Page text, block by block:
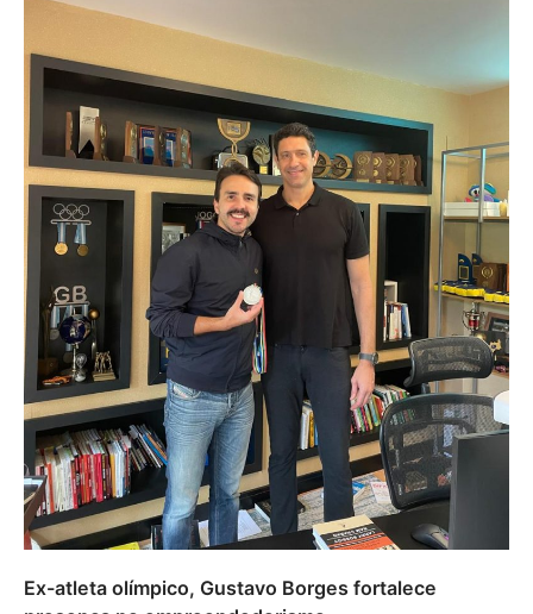
Ex-atleta olímpico, Gustavo Borges fortalece